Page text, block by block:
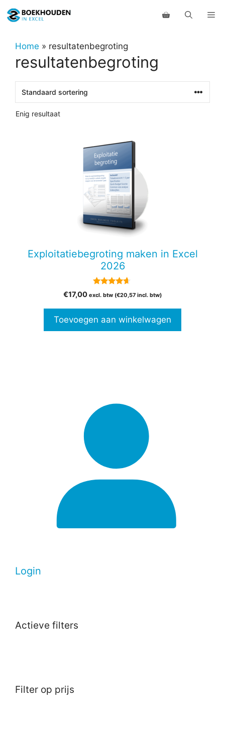
naar
inhoudHome » resultatenbegroting
resultatenbegroting
Enig resultaat
Exploitatiebegroting maken in Excel
2026
van 5
€17,00 excl. btw (€20,57 incl. btw)
Toevoegen aan winkelwagen
Login
Actieve filters
Filter op prijs